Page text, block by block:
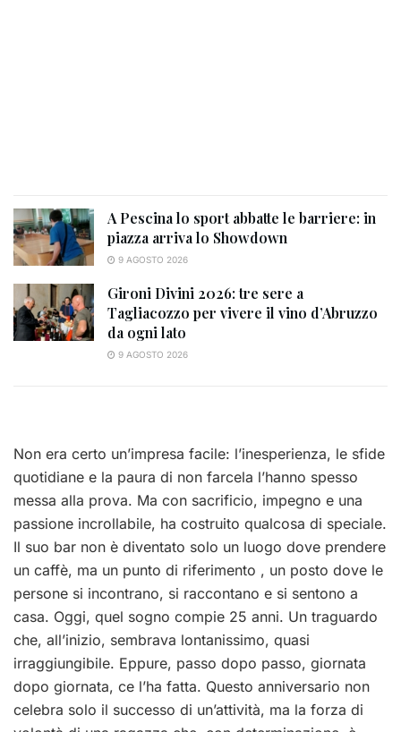
A Pescina lo sport abbatte le barriere: in
piazza arriva lo Showdown
9 AGOSTO 2026
Gironi Divini 2026: tre sere a
Tagliacozzo per vivere il vino d’Abruzzo
da ogni lato
9 AGOSTO 2026
Non era certo un’impresa facile: l’inesperienza, le sfide
quotidiane e la paura di non farcela l’hanno spesso
messa alla prova. Ma con sacrificio, impegno e una
passione incrollabile, ha costruito qualcosa di speciale.
Il suo bar non è diventato solo un luogo dove prendere
un caffè, ma un punto di riferimento , un posto dove le
persone si incontrano, si raccontano e si sentono a
casa. Oggi, quel sogno compie 25 anni. Un traguardo
che, all’inizio, sembrava lontanissimo, quasi
irraggiungibile. Eppure, passo dopo passo, giornata
dopo giornata, ce l’ha fatta. Questo anniversario non
celebra solo il successo di un’attività, ma la forza di